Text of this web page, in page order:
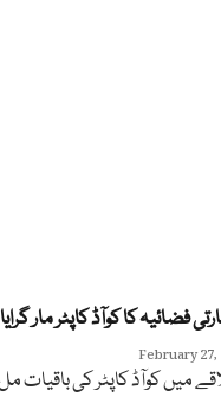
فضائیہ کا کوآڈ کاپٹر مار گرایا
February 27,